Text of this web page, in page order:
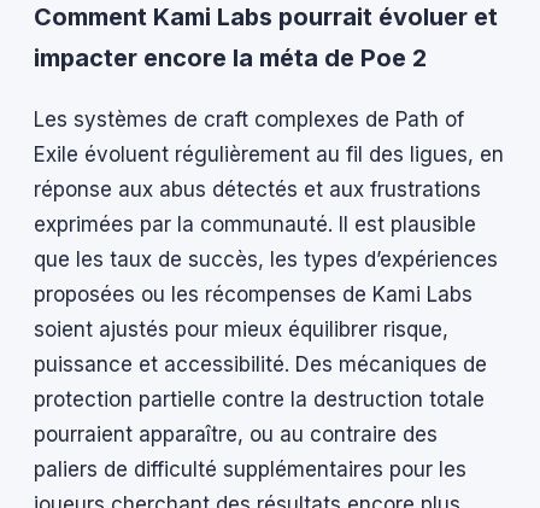
Comment Kami Labs pourrait évoluer et
impacter encore la méta de Poe 2
Les systèmes de craft complexes de Path of
Exile évoluent régulièrement au fil des ligues, en
réponse aux abus détectés et aux frustrations
exprimées par la communauté. Il est plausible
que les taux de succès, les types d’expériences
proposées ou les récompenses de Kami Labs
soient ajustés pour mieux équilibrer risque,
puissance et accessibilité. Des mécaniques de
protection partielle contre la destruction totale
pourraient apparaître, ou au contraire des
paliers de difficulté supplémentaires pour les